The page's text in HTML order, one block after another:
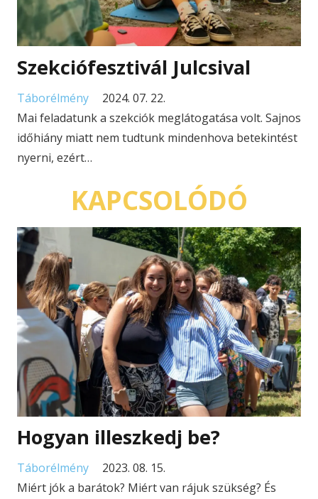
Szekciófesztivál Julcsival
Táborélmény
2024. 07. 22.
Mai feladatunk a szekciók meglátogatása volt. Sajnos
időhiány miatt nem tudtunk mindenhova betekintést
nyerni, ezért…
KAPCSOLÓDÓ
Hogyan illeszkedj be?
Táborélmény
2023. 08. 15.
Miért jók a barátok? Miért van rájuk szükség? És